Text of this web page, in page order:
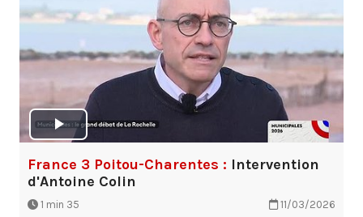
France 3 Poitou-Charentes : Intervention
d'Antoine Colin
1 min 35 11/03/2026